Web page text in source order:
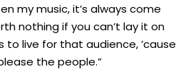
my music, it’s always come
nothing if you can’t lay it on
to live for that audience, ’cause
the people.”